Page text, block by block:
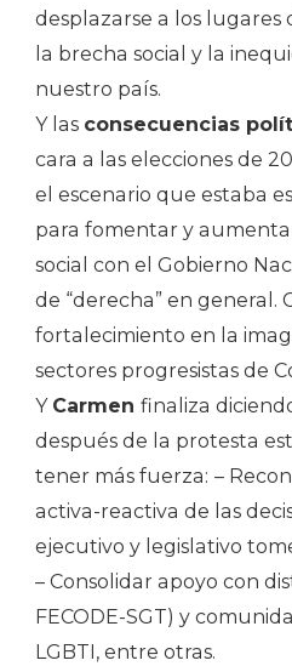
desplazarse a los
la brecha social y la
nuestro país.
Y las consecuencias
cara a las elecciones de
el escenario que estaba
para fomentar y
social con el Gobierno
de “derecha” en
fortalecimiento en la
sectores progresistas de
Y Carmen finaliza
después de la protesta
tener más fuerza: –
activa-reactiva de las
ejecutivo y legislativo
– Consolidar apoyo con
FECODE-SGT) y
LGBTI, entre otras.